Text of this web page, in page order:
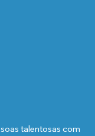
talentosas com